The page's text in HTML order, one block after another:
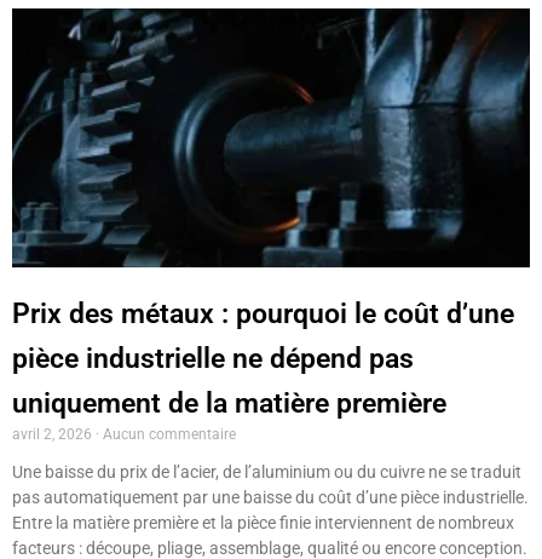
Prix des métaux : pourquoi le coût d’une
pièce industrielle ne dépend pas
uniquement de la matière première
avril 2, 2026 Aucun commentaire
Une baisse du prix de l’acier, de l’aluminium ou du cuivre ne se traduit
pas automatiquement par une baisse du coût d’une pièce industrielle.
Entre la matière première et la pièce finie interviennent de nombreux
facteurs : découpe, pliage, assemblage, qualité ou encore conception.